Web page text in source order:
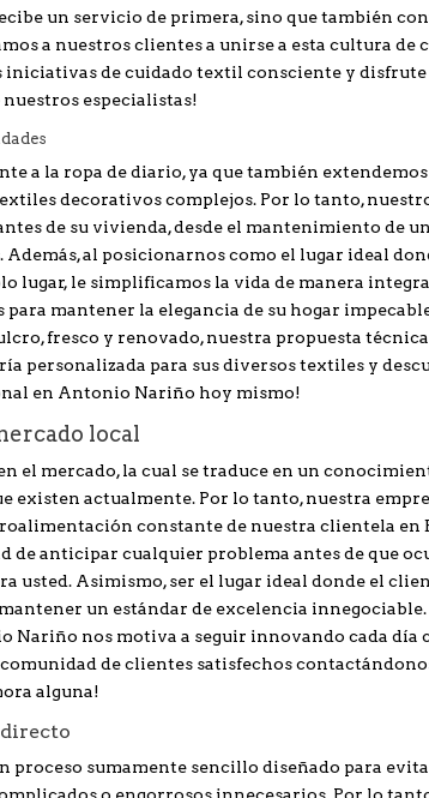
un servicio de primera, sino que también
a nuestros clientes a unirse a esta cultura de
iniciativas de cuidado textil consciente y
especialistas!
a la ropa de diario, ya que también
decorativos complejos. Por lo tanto,
de su vivienda, desde el mantenimiento de
Además, al posicionarnos como el lugar ideal
lugar, le simplificamos la vida de manera
mantener la elegancia de su hogar
fresco y renovado, nuestra propuesta
personalizada para sus diversos textiles y
en Antonio Nariño hoy mismo!
local
el mercado, la cual se traduce en un
existen actualmente. Por lo tanto, nuestra
constante de nuestra clientela en
de anticipar cualquier problema antes de que
usted. Asimismo, ser el lugar ideal donde el
un estándar de excelencia innegociable.
nos motiva a seguir innovando cada día
de clientes satisfechos
alguna!
proceso sumamente sencillo diseñado para